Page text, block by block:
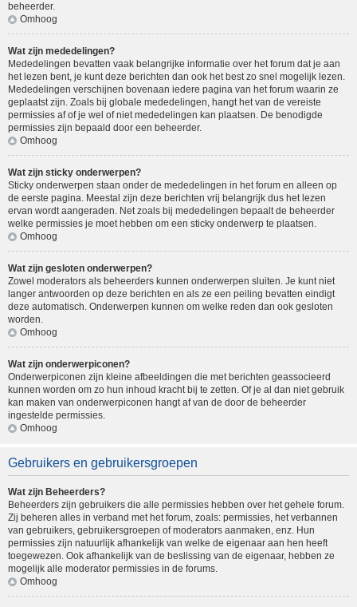
beheerder.
Omhoog
Wat zijn mededelingen?
Mededelingen bevatten vaak belangrijke informatie over het forum dat je aan
het lezen bent, je kunt deze berichten dan ook het best zo snel mogelijk lezen.
Mededelingen verschijnen bovenaan iedere pagina van het forum waarin ze
geplaatst zijn. Zoals bij globale mededelingen, hangt het van de vereiste
permissies af of je wel of niet mededelingen kan plaatsen. De benodigde
permissies zijn bepaald door een beheerder.
Omhoog
Wat zijn sticky onderwerpen?
Sticky onderwerpen staan onder de mededelingen in het forum en alleen op
de eerste pagina. Meestal zijn deze berichten vrij belangrijk dus het lezen
ervan wordt aangeraden. Net zoals bij mededelingen bepaalt de beheerder
welke permissies je moet hebben om een sticky onderwerp te plaatsen.
Omhoog
Wat zijn gesloten onderwerpen?
Zowel moderators als beheerders kunnen onderwerpen sluiten. Je kunt niet
langer antwoorden op deze berichten en als ze een peiling bevatten eindigt
deze automatisch. Onderwerpen kunnen om welke reden dan ook gesloten
worden.
Omhoog
Wat zijn onderwerpiconen?
Onderwerpiconen zijn kleine afbeeldingen die met berichten geassocieerd
kunnen worden om zo hun inhoud kracht bij te zetten. Of je al dan niet gebruik
kan maken van onderwerpiconen hangt af van de door de beheerder
ingestelde permissies.
Omhoog
Gebruikers en gebruikersgroepen
Wat zijn Beheerders?
Beheerders zijn gebruikers die alle permissies hebben over het gehele forum.
Zij beheren alles in verband met het forum, zoals: permissies, het verbannen
van gebruikers, gebruikersgroepen of moderators aanmaken, enz. Hun
permissies zijn natuurlijk afhankelijk van welke de eigenaar aan hen heeft
toegewezen. Ook afhankelijk van de beslissing van de eigenaar, hebben ze
mogelijk alle moderator permissies in de forums.
Omhoog